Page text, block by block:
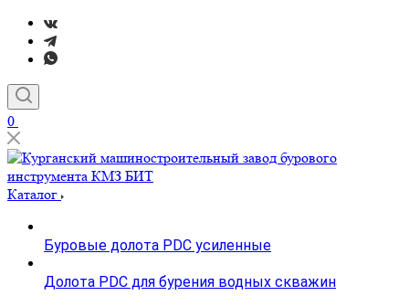
0
Каталог
Буровые долота PDC усиленные
Долота PDC для бурения водных скважин